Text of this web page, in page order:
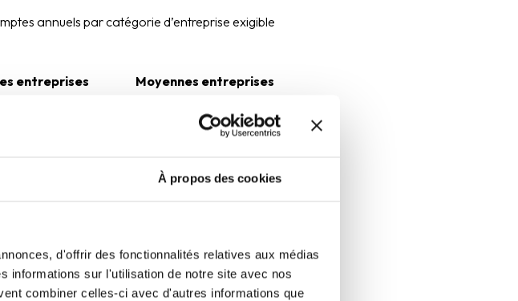
À propos des cookies
d'offrir des fonctionnalités relatives aux médias
informations sur l'utilisation de notre site avec nos
combiner celles-ci avec d'autres informations que
annuels par catégorie d’entreprise exigible
entreprises Moyennes entreprises
Moins de 20 millions €
12 millions € Moins de 40 millions €
de 50 salariés
de résultat
simplifiée de leurs comptes
annuels, leur bilan et leur